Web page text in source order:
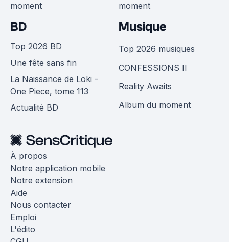
moment
moment
BD
Top 2026 BD
Une fête sans fin
La Naissance de Loki -
One Piece, tome 113
Actualité BD
Musique
Top 2026 musiques
CONFESSIONS II
Reality Awaits
Album du moment
À propos
Notre application mobile
Notre extension
Aide
Nous contacter
Emploi
L'édito